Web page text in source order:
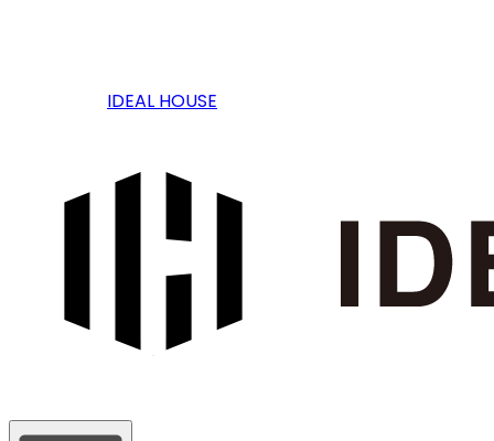
IDEAL HOUSE